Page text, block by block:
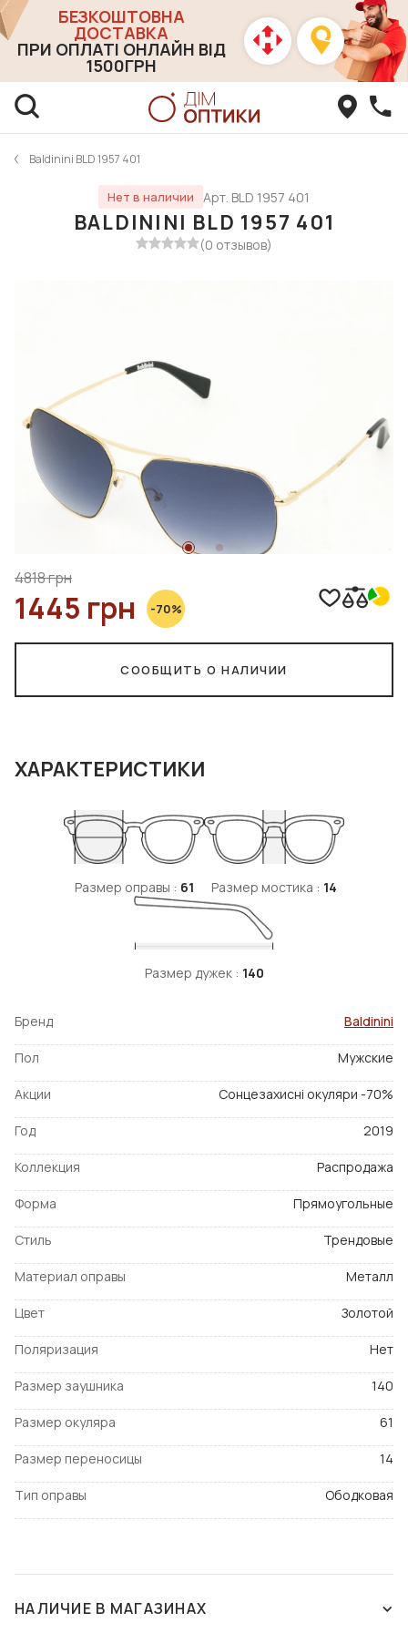
БЕЗКОШТОВНА
ДОСТАВКА
ПРИ ОПЛАТІ ОНЛАЙН ВІД
1500ГРН
Baldinini BLD 1957 401
Нет в наличии Арт. BLD 1957 401
BALDININI BLD 1957 401
(0 отзывов)
4818 грн
1445 грн -70%
СООБЩИТЬ О НАЛИЧИИ
ХАРАКТЕРИСТИКИ
Размер оправы : 61 Размер мостика : 14
Размер дужек : 140
Бренд Baldinini
Пол Мужские
Акции Сонцезахисні окуляри -70%
Год 2019
Коллекция Распродажа
Форма Прямоугольные
Стиль Трендовые
Материал оправы Металл
Цвет Золотой
Поляризация Нет
Размер заушника 140
Размер окуляра 61
Размер переносицы 14
Тип оправы Ободковая
НАЛИЧИЕ В МАГАЗИНАХ